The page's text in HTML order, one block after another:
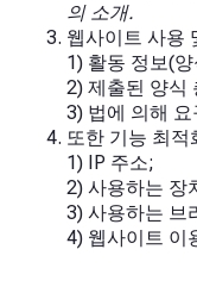
의 소개.
웹사이트 사용
1) 활동 정보(
2) 제출된 양식
3) 법에 의해
또한 기능 최
1) IP 주소;
2) 사용하는 장
3) 사용하는 브
4) 웹사이트 이